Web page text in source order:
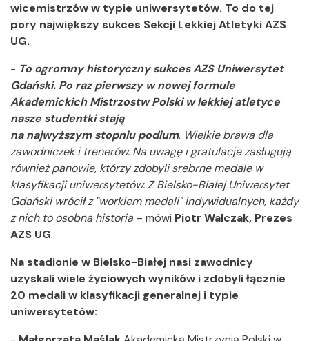
wicemistrzów w typie uniwersytetów. To do tej
pory największy sukces Sekcji Lekkiej Atletyki AZS
UG.
- To ogromny historyczny sukces AZS Uniwersytet
Gdański. Po raz pierwszy w nowej formule
Akademickich Mistrzostw Polski w lekkiej atletyce
nasze studentki stają
na najwyższym stopniu podium. Wielkie brawa dla
zawodniczek i trenerów. Na uwagę i gratulacje zasługują
również panowie, którzy zdobyli srebrne medale w
klasyfikacji uniwersytetów. Z Bielsko-Białej Uniwersytet
Gdański wrócił z "workiem medali" indywidualnych, każdy
z nich to osobna historia – mówi Piotr Walczak, Prezes
AZS UG.
Na stadionie w Bielsko-Białej nasi zawodnicy
uzyskali wiele życiowych wyników i zdobyli łącznie
20 medali w klasyfikacji generalnej i typie
uniwersytetów: